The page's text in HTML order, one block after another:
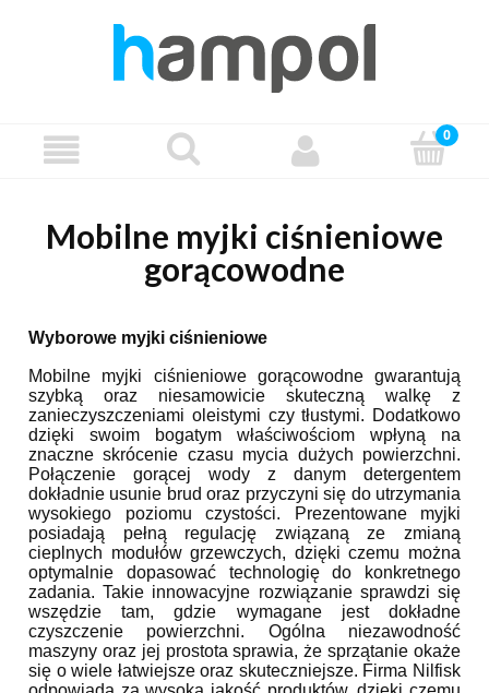
Mobilne myjki ciśnieniowe
gorącowodne
Wyborowe myjki ciśnieniowe
Mobilne myjki ciśnieniowe gorącowodne gwarantują
szybką oraz niesamowicie skuteczną walkę z
zanieczyszczeniami oleistymi czy tłustymi. Dodatkowo
dzięki swoim bogatym właściwościom wpłyną na
znaczne skrócenie czasu mycia dużych powierzchni.
Połączenie gorącej wody z danym detergentem
dokładnie usunie brud oraz przyczyni się do utrzymania
wysokiego poziomu czystości. Prezentowane myjki
posiadają pełną regulację związaną ze zmianą
cieplnych modułów grzewczych, dzięki czemu można
optymalnie dopasować technologię do konkretnego
zadania. Takie innowacyjne rozwiązanie sprawdzi się
wszędzie tam, gdzie wymagane jest dokładne
czyszczenie powierzchni. Ogólna niezawodność
maszyny oraz jej prostota sprawia, że sprzątanie okaże
się o wiele łatwiejsze oraz skuteczniejsze. Firma Nilfisk